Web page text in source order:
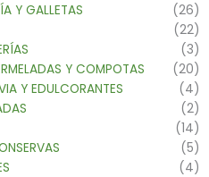
Y GALLETAS
(26)
(22)
(3)
Y COMPOTAS
(20)
Y EDULCORANTES
(4)
(2)
(14)
(5)
(4)